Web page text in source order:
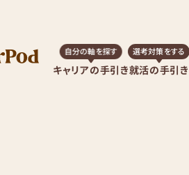
キャリアの手引き
自分の軸を探す
就活の手引き
選考対策をする